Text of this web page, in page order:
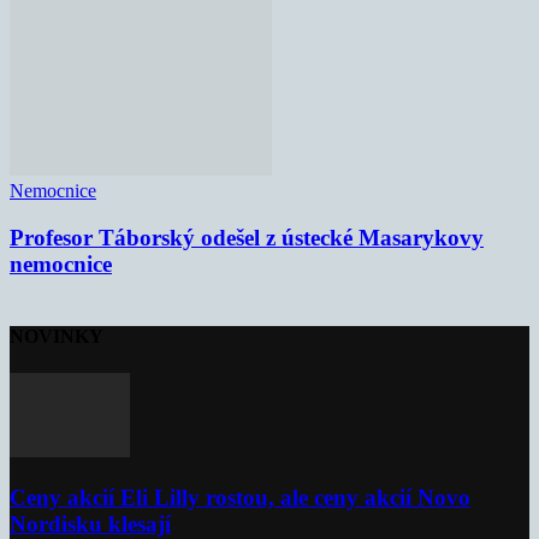
Nemocnice
Profesor Táborský odešel z ústecké Masarykovy
nemocnice
Ceny akcií Eli Lilly rostou, ale ceny akcií Novo
Nordisku klesají